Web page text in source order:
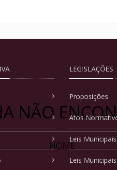
NÃO
HOME
LEGISLAÇÕES
Proposições
Atos
Leis
Leis